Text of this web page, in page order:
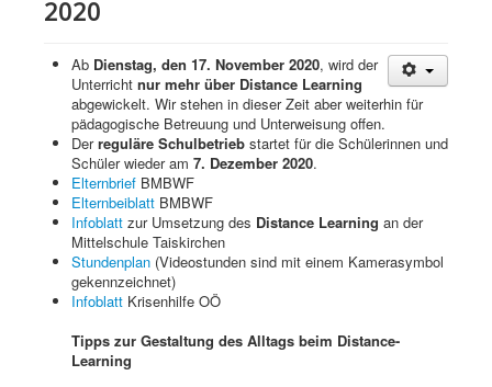
2020
Ab Dienstag, den 17. November 2020, wird der
Unterricht nur mehr über Distance Learning
abgewickelt. Wir stehen in dieser Zeit aber weiterhin für
pädagogische Betreuung und Unterweisung offen.
Derreguläre Schulbetrieb startet für die Schülerinnen und
Schüler wieder am 7. Dezember 2020.
Elternbrief BMBWF
Elternbeiblatt BMBWF
Infoblatt zur Umsetzung des Distance Learning an der
Mittelschule Taiskirchen
Stundenplan (Videostunden sind mit einem Kamerasymbol
gekennzeichnet)
Infoblatt Krisenhilfe OÖ
Tipps zur Gestaltung des Alltags beim Distance-
Learning